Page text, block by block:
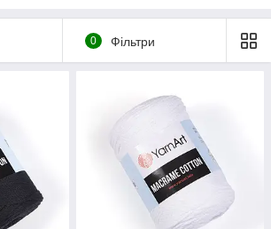
0 Фільтри